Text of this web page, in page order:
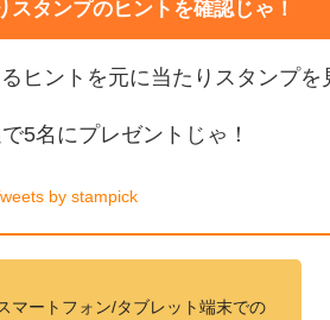
スタンプのヒントを確認じゃ！
ヒントを元に当たりスタンプを
5名にプレゼントじゃ！
by stampick
マートフォン/タブレット端末での